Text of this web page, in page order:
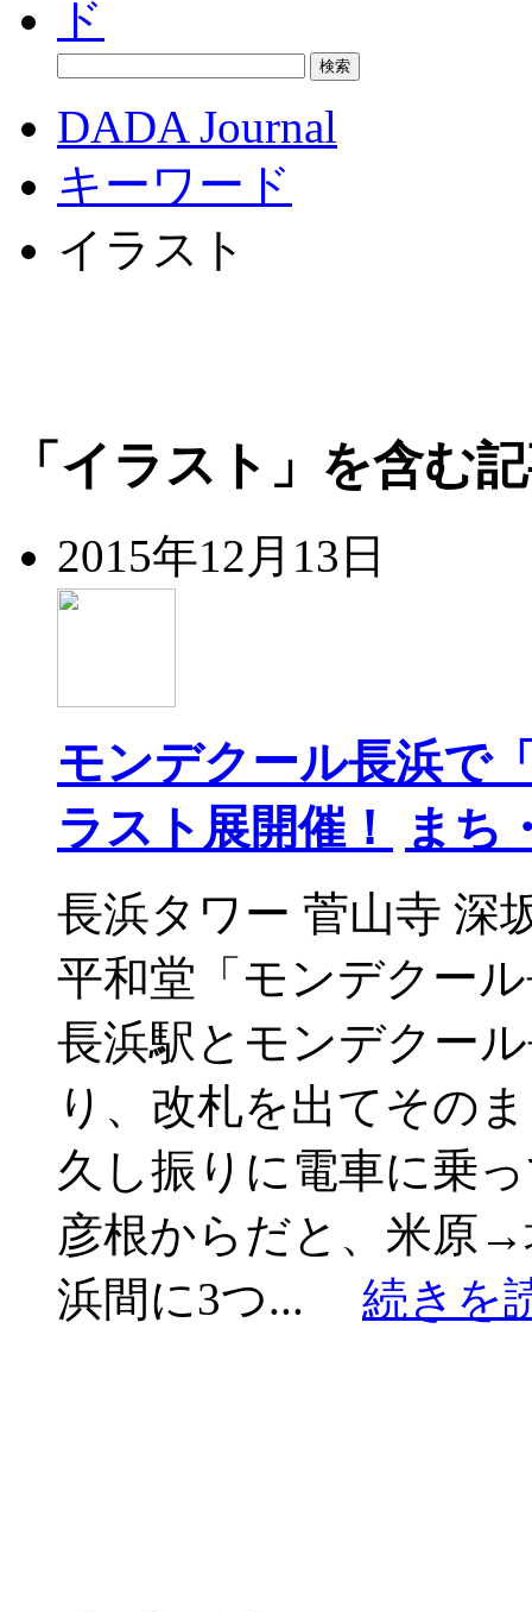
DADA Journal
キーワード
イラスト
「イラスト」を含む
2015年12月13日
モンデクール長浜で
ラスト展開催！
まち
長浜タワー 菅山寺
平和堂「モンデクー
長浜駅とモンデクー
り、改札を出てその
久し振りに電車に乗
彦根からだと、米原
浜間に3つ... 続きを